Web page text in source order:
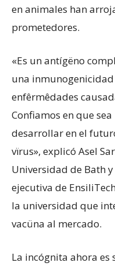
en animales han
prometedores.
«Es un antígëno
una
enfêrmêdades
Confiamos en que
desarrollar en el
vïrus», explicó Asel
Universidad de Bath
ejecutiva de
la universidad que
vacüna al mercado.
La incógnita ahora es